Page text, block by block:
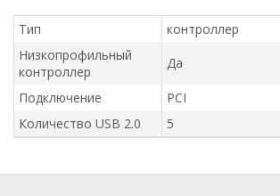
Тип
контроллер
Низкопрофильный
контроллер
Да
Подключение
PCI
Количество USB 2.0
5